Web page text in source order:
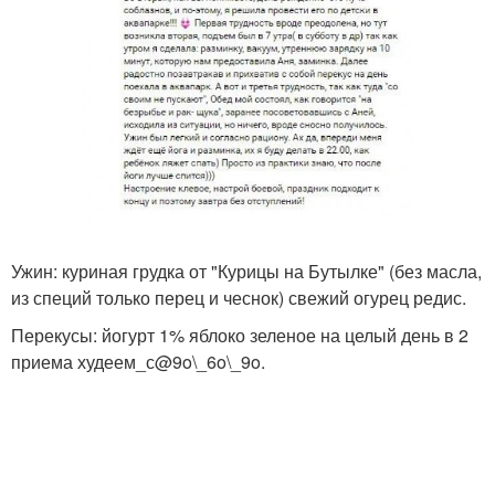
Ужин: куриная грудка от "Курицы на Бутылке" (без масла,
из специй только перец и чеснок) свежий огурец редис.
Перекусы: йогурт 1% яблоко зеленое на целый день в 2
приема худеем_с@9o\_6o\_9o.